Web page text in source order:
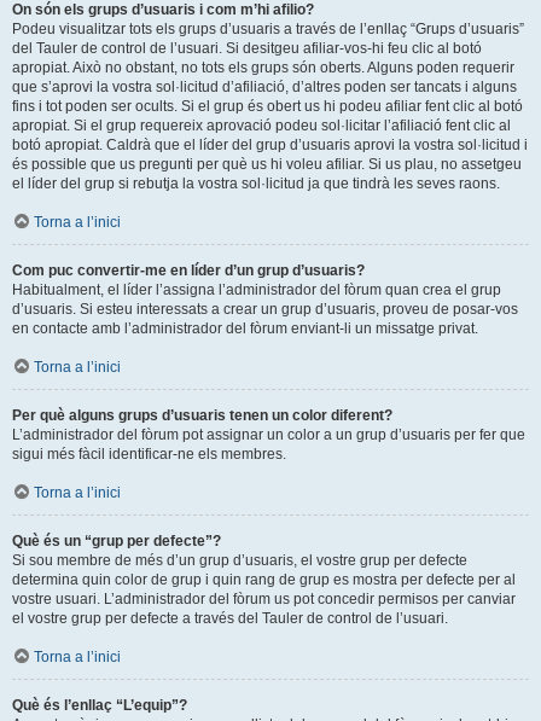
On són els grups d’usuaris i com m’hi afilio?
Podeu visualitzar tots els grups d’usuaris a través de l’enllaç “Grups d’usuaris”
del Tauler de control de l’usuari. Si desitgeu afiliar-vos-hi feu clic al botó
apropiat. Això no obstant, no tots els grups són oberts. Alguns poden requerir
que s’aprovi la vostra sol·licitud d’afiliació, d’altres poden ser tancats i alguns
fins i tot poden ser ocults. Si el grup és obert us hi podeu afiliar fent clic al botó
apropiat. Si el grup requereix aprovació podeu sol·licitar l’afiliació fent clic al
botó apropiat. Caldrà que el líder del grup d’usuaris aprovi la vostra sol·licitud i
és possible que us pregunti per què us hi voleu afiliar. Si us plau, no assetgeu
el líder del grup si rebutja la vostra sol·licitud ja que tindrà les seves raons.
Torna a l’inici
Com puc convertir-me en líder d’un grup d’usuaris?
Habitualment, el líder l’assigna l’administrador del fòrum quan crea el grup
d’usuaris. Si esteu interessats a crear un grup d’usuaris, proveu de posar-vos
en contacte amb l’administrador del fòrum enviant-li un missatge privat.
Torna a l’inici
Per què alguns grups d’usuaris tenen un color diferent?
L’administrador del fòrum pot assignar un color a un grup d’usuaris per fer que
sigui més fàcil identificar-ne els membres.
Torna a l’inici
Què és un “grup per defecte”?
Si sou membre de més d’un grup d’usuaris, el vostre grup per defecte
determina quin color de grup i quin rang de grup es mostra per defecte per al
vostre usuari. L’administrador del fòrum us pot concedir permisos per canviar
el vostre grup per defecte a través del Tauler de control de l’usuari.
Torna a l’inici
Què és l’enllaç “L’equip”?